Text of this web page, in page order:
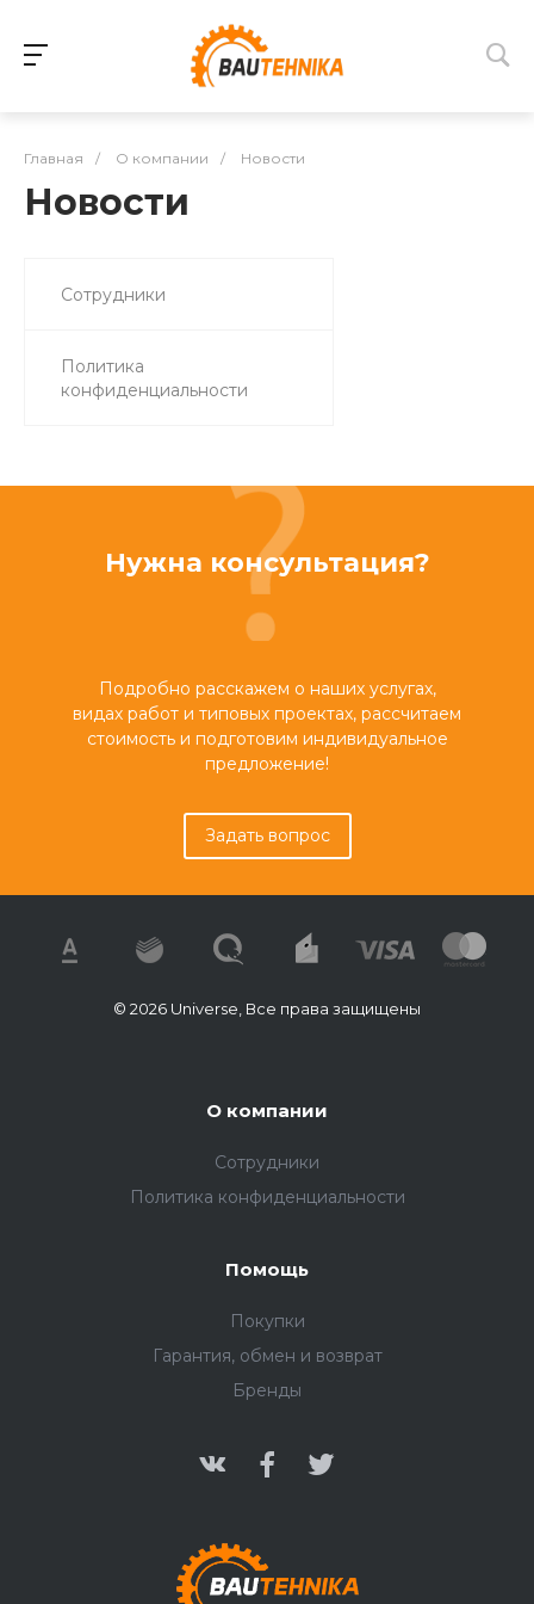
Главная / О компании / Новости
Новости
Сотрудники
Политика
конфиденциальности
Нужна консультация?
Подробно расскажем о наших услугах,
видах работ и типовых проектах, рассчитаем
стоимость и подготовим индивидуальное
предложение!
Задать вопрос
© 2026 Universe, Все права защищены
О компании
Сотрудники
Политика конфиденциальности
Помощь
Покупки
Гарантия, обмен и возврат
Бренды